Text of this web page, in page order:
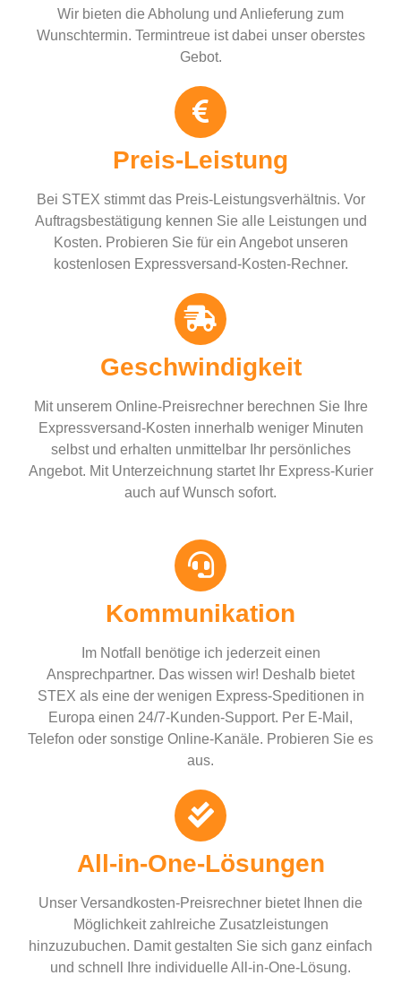
Wir bieten die Abholung und Anlieferung zum
Wunschtermin. Termintreue ist dabei unser oberstes
Gebot.
Preis-Leistung
Bei STEX stimmt das Preis-Leistungsverhältnis. Vor
Auftragsbestätigung kennen Sie alle Leistungen und
Kosten. Probieren Sie für ein Angebot unseren
kostenlosen Expressversand-Kosten-Rechner.
Geschwindigkeit
Mit unserem Online-Preisrechner berechnen Sie Ihre
Expressversand-Kosten innerhalb weniger Minuten
selbst und erhalten unmittelbar Ihr persönliches
Angebot. Mit Unterzeichnung startet Ihr Express-Kurier
auch auf Wunsch sofort.
Kommunikation
Im Notfall benötige ich jederzeit einen
Ansprechpartner. Das wissen wir! Deshalb bietet
STEX als eine der wenigen Express-Speditionen in
Europa einen 24/7-Kunden-Support. Per E-Mail,
Telefon oder sonstige Online-Kanäle. Probieren Sie es
aus.
All-in-One-Lösungen
Unser Versandkosten-Preisrechner bietet Ihnen die
Möglichkeit zahlreiche Zusatzleistungen
hinzuzubuchen. Damit gestalten Sie sich ganz einfach
und schnell Ihre individuelle All-in-One-Lösung.